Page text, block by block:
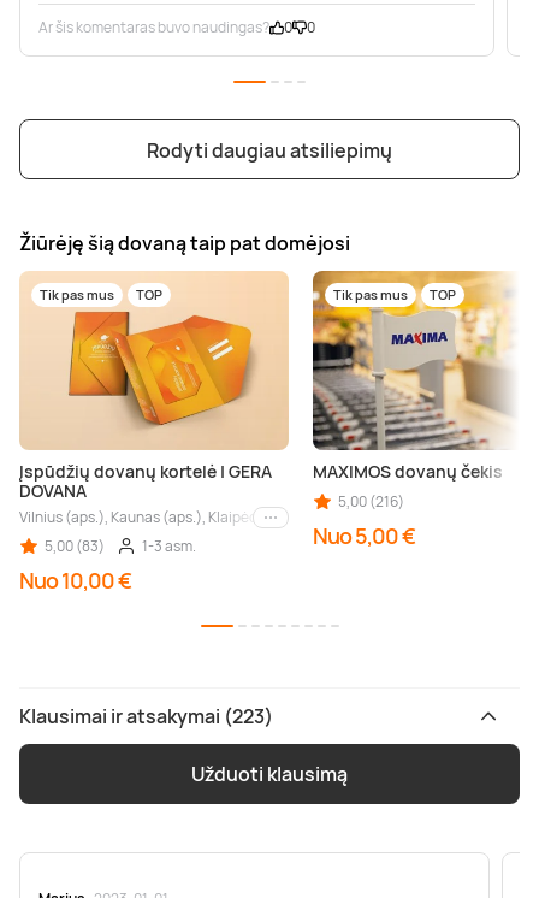
Ar šis komentaras buvo naudingas? 0 0
Rodyti daugiau atsiliepimų
Žiūrėję šią dovaną taip pat domėjosi
Tik pas mus TOP
Įspūdžių dovanų kortelė | GERA
DOVANA
Vilnius (aps.), Kaunas (aps.), Klaipėda (aps.), Palanga (aps.), Nida (aps.),
Kiti miestai
5,00 (83)
1-3 asm.
Nuo 10,00 €
Tik pas mus TOP
MAXIMOS dovanų čekis
5,00 (216)
Nuo 5,00 €
Klausimai ir atsakymai (223)
Užduoti klausimą